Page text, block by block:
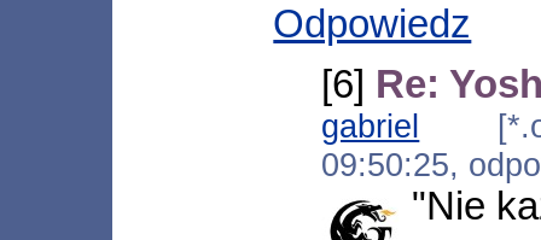
Odpowiedz
[6] Re:
gabriel
09:50:25,
"Nie